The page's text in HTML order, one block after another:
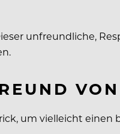
unfreundliche,
um vielleicht einen